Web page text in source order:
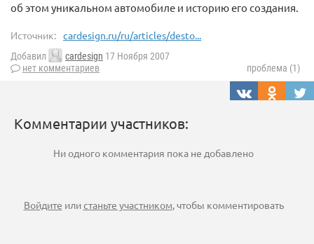
об этом уникальном автомобиле и историю его создания.
Источник: cardesign.ru/ru/articles/desto...
Добавил cardesign 17 Ноября 2007
нет комментариев
проблема (1)
Комментарии участников:
Ни одного комментария пока не добавлено
Войдите илистаньте участником, чтобы комментировать